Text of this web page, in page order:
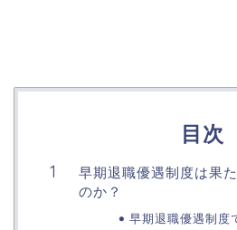
目次
早期退職優遇制度は果
のか？
早期退職優遇制度